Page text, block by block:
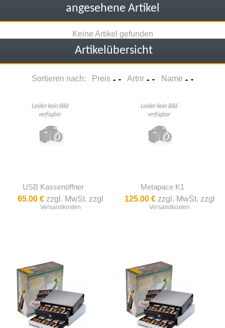
angesehene Artikel
Keine Artikel gefunden
Artikelübersicht
Sortieren nach: Preis Artnr Name
USB Kassenöffner
65.00 €zzgl. MwSt. zzgl
Versandkosten
Metapace K1
125.00 €zzgl. MwSt. zzgl
Versandkosten